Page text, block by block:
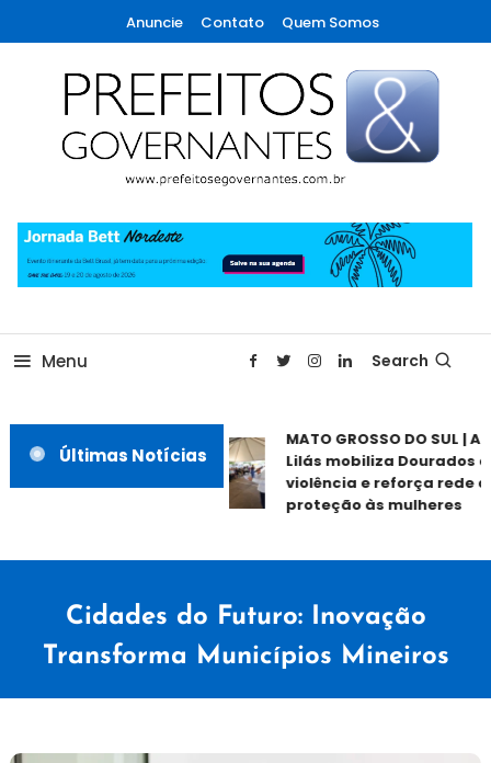
To
Content
Anuncie Contato Quem Somos
Prefeitos & Governantes
Menu Search
Últimas Notícias
MATO GROSSO DO SUL |
Lilás mobiliza Dourados
violência e reforça rede de
proteção às mulheres
Cidades do Futuro: Inovação
Transforma Municípios Mineiros